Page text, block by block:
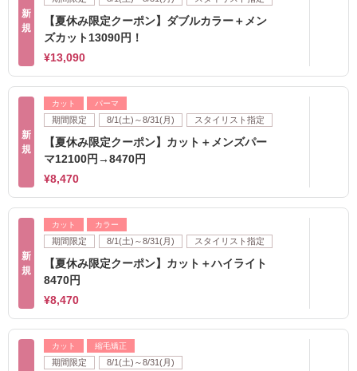
新
規
【夏休み限定クーポン】ダブルカラー＋メン
ズカット13090円！
¥13,090
新
規
カット パーマ
期間限定 8/1(土)～8/31(月) スタイリスト指定
【夏休み限定クーポン】カット＋メンズパー
マ12100円→8470円
¥8,470
新
規
カット カラー
期間限定 8/1(土)～8/31(月) スタイリスト指定
【夏休み限定クーポン】カット＋ハイライト
8470円
¥8,470
カット 縮毛矯正
期間限定 8/1(土)～8/31(月)